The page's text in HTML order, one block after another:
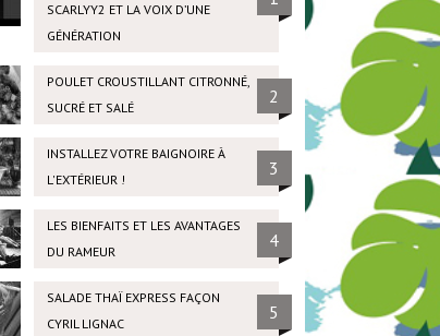
SCARLYY2 ET LA VOIX D’UNE
GÉNÉRATION
POULET CROUSTILLANT CITRONNÉ,
SUCRÉ ET SALÉ
2
INSTALLEZ VOTRE BAIGNOIRE À
L'EXTÉRIEUR !
3
LES BIENFAITS ET LES AVANTAGES
DU RAMEUR
4
SALADE THAÏ EXPRESS FAÇON
CYRIL LIGNAC
5